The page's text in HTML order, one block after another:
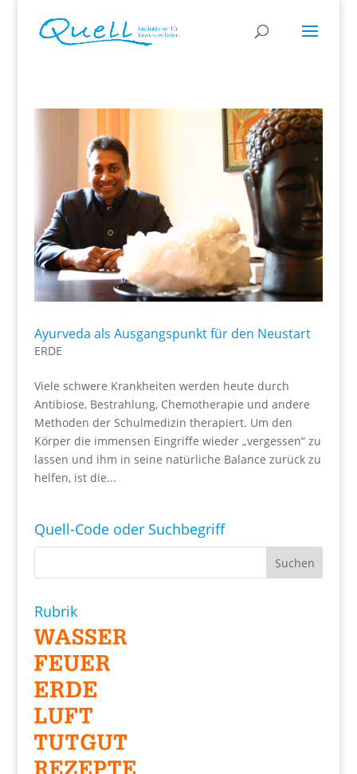
Ayurveda als Ausgangspunkt für den Neustart
ERDE
Viele schwere Krankheiten werden heute durch
Antibiose, Bestrahlung, Chemotherapie und andere
Methoden der Schulmedizin therapiert. Um den
Körper die immensen Eingriffe wieder „vergessen“ zu
lassen und ihm in seine natürliche Balance zurück zu
helfen, ist die...
Quell-Code oder Suchbegriff
Rubrik